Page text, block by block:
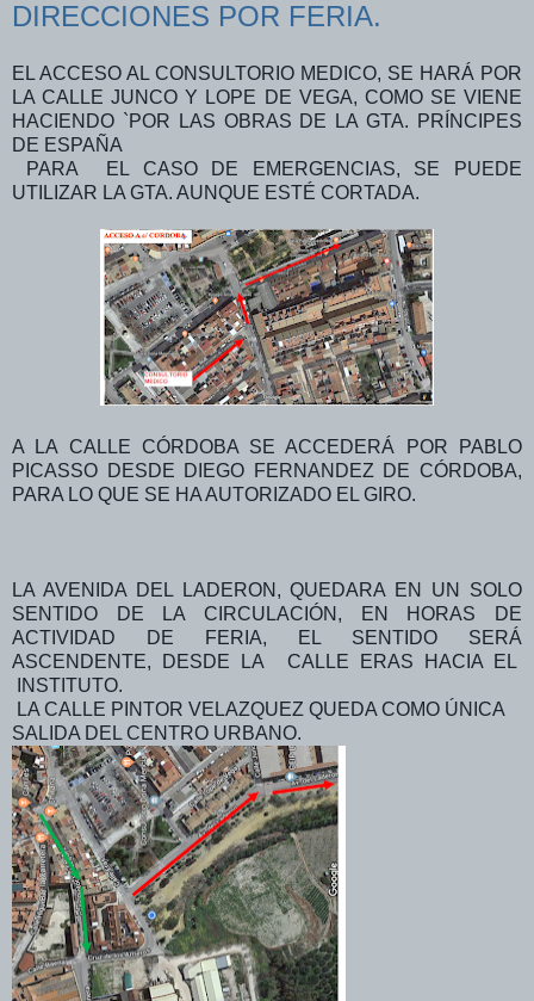
DIRECCIONES POR FERIA.
EL ACCESO AL CONSULTORIO MEDICO, SE HARÁ POR
LA CALLE JUNCO Y LOPE DE VEGA, COMO SE VIENE
HACIENDO `POR LAS OBRAS DE LA GTA. PRÍNCIPES
DE ESPAÑA
PARA EL CASO DE EMERGENCIAS, SE PUEDE
UTILIZAR LA GTA. AUNQUE ESTÉ CORTADA.
A LA CALLE CÓRDOBA SE ACCEDERÁ POR PABLO
PICASSO DESDE DIEGO FERNANDEZ DE CÓRDOBA,
PARA LO QUE SE HA AUTORIZADO EL GIRO.
LA AVENIDA DEL LADERON, QUEDARA EN UN SOLO
SENTIDO DE LA CIRCULACIÓN, EN HORAS DE
ACTIVIDAD DE FERIA, EL SENTIDO SERÁ
ASCENDENTE, DESDE LA CALLE ERAS HACIA EL
INSTITUTO.
LA CALLE PINTOR VELAZQUEZ QUEDA COMO ÚNICA
SALIDA DEL CENTRO URBANO.